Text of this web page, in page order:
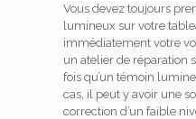
Vous devez toujours
lumineux sur votre
immédiatement votre
un atelier de réparation
fois qu’un témoin
cas, il peut y avoir une
correction d’un faible